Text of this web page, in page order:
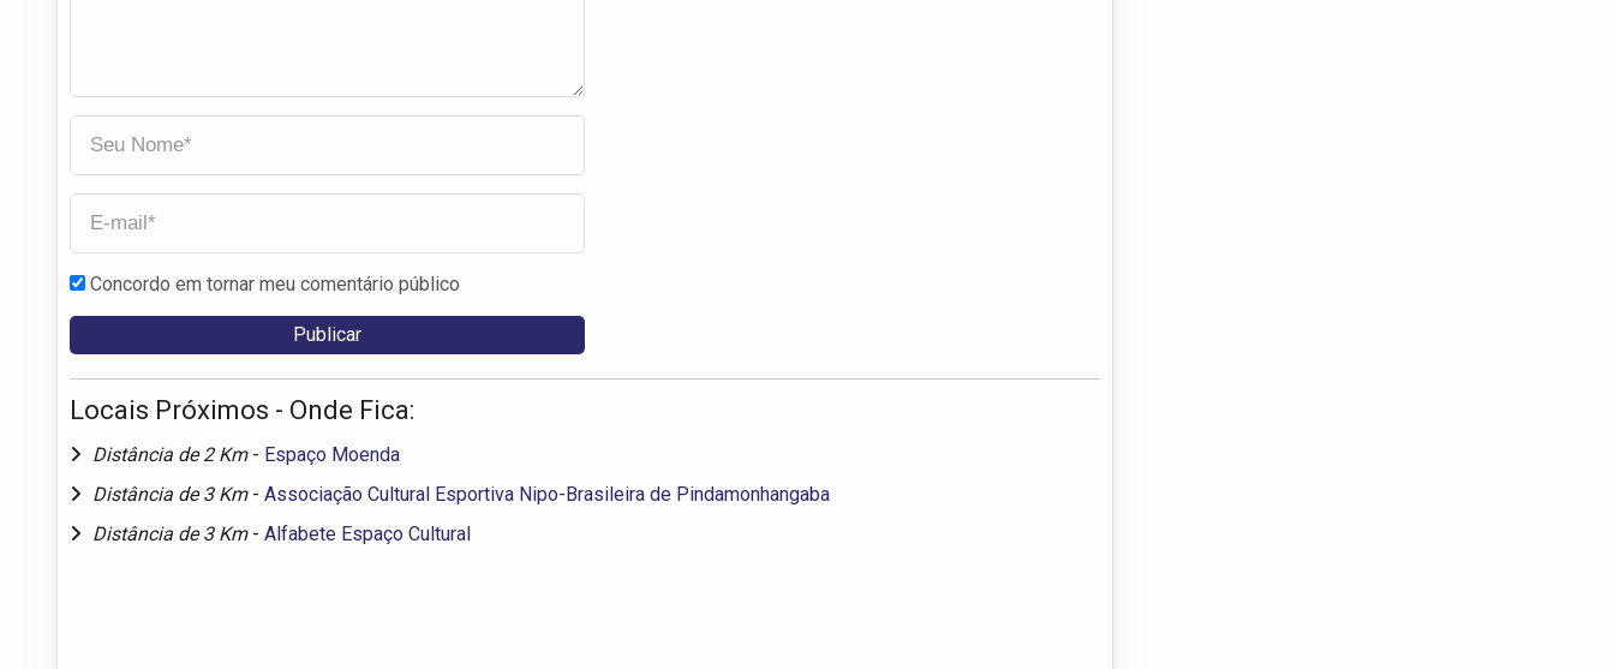
Concordo em tornar meu comentário público
Locais Próximos - Onde Fica:
Distância de 2 Km - Espaço Moenda
Distância de 3 Km - Associação Cultural Esportiva Nipo-Brasileira de Pindamonhangaba
Distância de 3 Km - Alfabete Espaço Cultural